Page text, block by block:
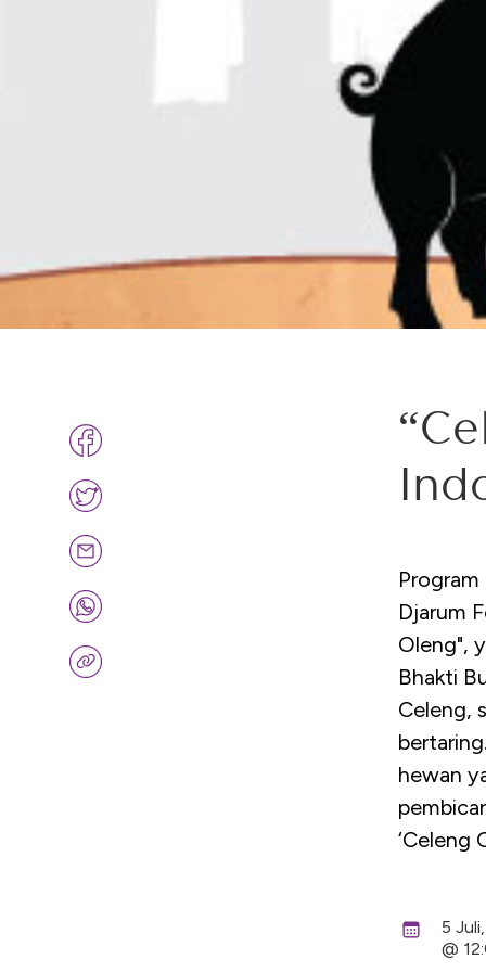
Djarum
Oleng",
Bhakti
Celeng,
hewan
‘Celeng
5
@